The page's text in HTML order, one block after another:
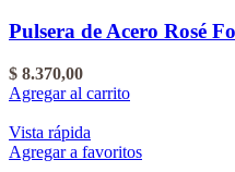
Pulsera de Acero Rosé
$ 8.370,00
Agregar al carrito
Vista rápida
Agregar a favoritos